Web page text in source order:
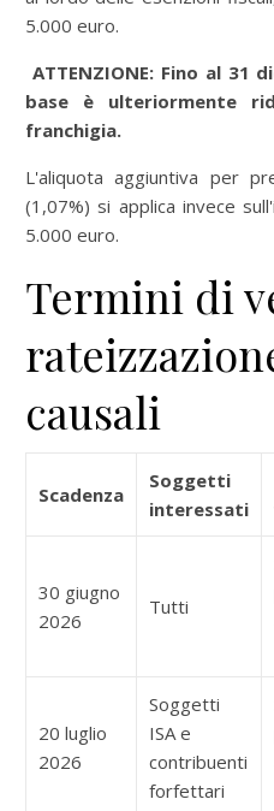
5.000 euro.
ATTENZIONE: Fino al 31
base è ulteriormente
franchigia.
L'aliquota aggiuntiva per
(1,07%) si applica invece
5.000 euro.
Termini di
causali
Scadenza
Soggetti
interessati
30 giugno
2026
Tutti
20 luglio
2026
Soggetti
ISA e
contribuenti
forfettari